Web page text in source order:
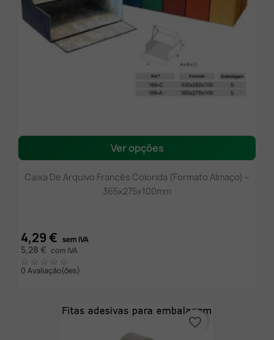
Ver opções
Caixa De Arquivo Francês Colorida (Formato Almaço) –
365x275x100mm
4,29 € sem IVA
5,28 € com IVA
0 Avaliação(ões)
favorite_border